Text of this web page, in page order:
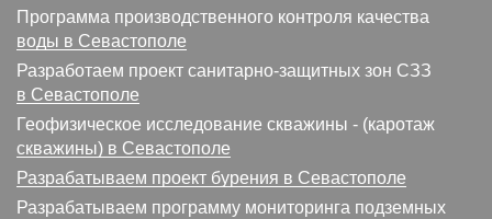
Программа производственного контроля качества
воды в Севастополе
Разработаем проект санитарно-защитных зон СЗЗ
в Севастополе
Геофизическое исследование скважины - (каротаж
скважины) в Севастополе
Разрабатываем проект бурения в Севастополе
Разрабатываем программу мониторинга подземных